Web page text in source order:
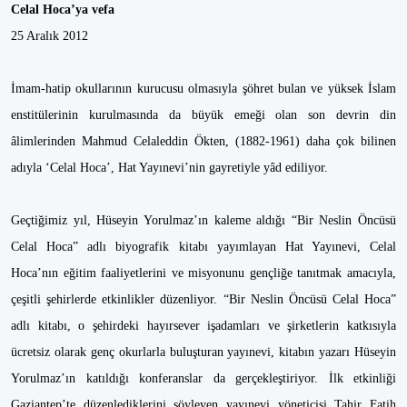
Celal Hoca’ya vefa
25 Aralık 2012
İmam-hatip okullarının kurucusu olmasıyla şöhret bulan ve yüksek İslam
enstitülerinin kurulmasında da büyük emeği olan son devrin din
âlimlerinden Mahmud Celaleddin Ökten, (1882-1961) daha çok bilinen
adıyla ‘Celal Hoca’, Hat Yayınevi’nin gayretiyle yâd ediliyor.
Geçtiğimiz yıl, Hüseyin Yorulmaz’ın kaleme aldığı “Bir Neslin Öncüsü
Celal Hoca” adlı biyografik kitabı yayımlayan Hat Yayınevi, Celal
Hoca’nın eğitim faaliyetlerini ve misyonunu gençliğe tanıtmak amacıyla,
çeşitli şehirlerde etkinlikler düzenliyor. “Bir Neslin Öncüsü Celal Hoca”
adlı kitabı, o şehirdeki hayırsever işadamları ve şirketlerin katkısıyla
ücretsiz olarak genç okurlarla buluşturan yayınevi, kitabın yazarı Hüseyin
Yorulmaz’ın katıldığı konferanslar da gerçekleştiriyor. İlk etkinliği